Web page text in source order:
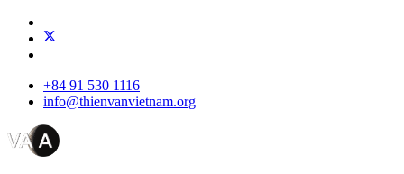
+84 91 530 1116
info@thienvanvietnam.org